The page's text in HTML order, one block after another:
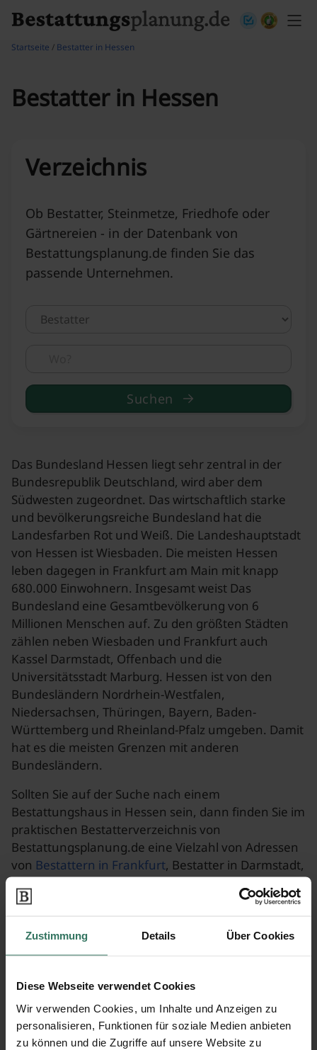
Zustimmung Details Über Cookies
Diese Webseite verwendet Cookies
Wir verwenden Cookies, um Inhalte und Anzeigen zu
personalisieren, Funktionen für soziale Medien anbieten
zu können und die Zugriffe auf unsere Website zu
Startseite / Bestatter in Hessen
Bestatter in Hessen
Verzeichnis
Ob Bestatter, Steinmetze, Friedhofe oder
Gärtnereien - in der Datenbank von
Bestattungsplanung.de finden Sie das
passende Unternehmen.
Suchen
Das Bundesland Hessen liegt sehr zentral in der
Bundesrepublik Deutschland, wird aber dem
Südwesten zugeordnet. Das wirtschaftlich starke
und bevölkerungsreiche Bundesland hat die
Landesfarben Rot und Weiß. Die Landeshauptstadt
von Hessen ist Wiesbaden. Die meisten Hessen
leben dagegen in Frankfurt am Main mit knapp
680.000 Einwohnern. Insgesamt weist Das
Bundesland eine Gesamtbevölkerung von 6
Millionen Menschen auf. Zu den größten Städten
zählen neben Wiesbaden und Frankfurt auch
Kassel Darmstadt, Offenbach und die
Universitätsstadt Marburg. Hessen ist von den
Bundesländern Nordrhein-Westfalen,
Niedersachsen, Thüringen, Bayern, Baden-
Württemberg und Rheinland-Pfalz umgeben. Damit
hat es die meisten Grenzen mit anderen
Bundesländern.
Sollten Sie auf der Suche nach einem
Bestattungshaus in Hessen sein, dann finden Sie im
praktischen Bestatterverzeichnis von
Bestattungsplanung.de eine Vielzahl von Adressen
von Bestattern in Frankfurt, Bestatter in Darmstadt,
Bestatter in Offenbach oder
Bestattungsunternehmen aus Fulda, Kassel oder
Seriöse Bestatter
Passende Angebote
Schnell und direkt